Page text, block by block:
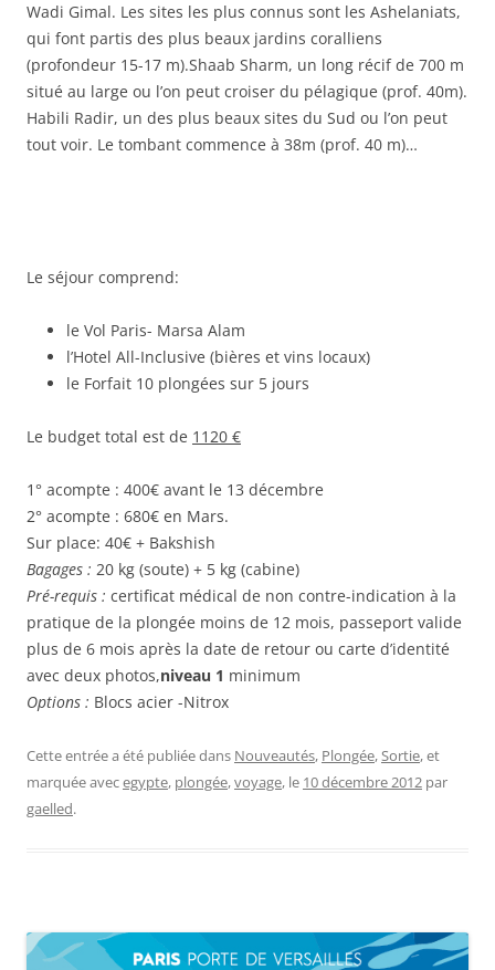
Wadi Gimal. Les sites les plus connus sont les Ashelaniats,
qui font partis des plus beaux jardins coralliens
(profondeur 15-17 m).Shaab Sharm, un long récif de 700 m
situé au large ou l’on peut croiser du pélagique (prof. 40m).
Habili Radir, un des plus beaux sites du Sud ou l’on peut
tout voir. Le tombant commence à 38m (prof. 40 m)…
Le séjour comprend:
le Vol Paris- Marsa Alam
l’Hotel All-Inclusive (bières et vins locaux)
le Forfait 10 plongées sur 5 jours
Le budget total est de 1120 €
1° acompte : 400€ avant le 13 décembre
2° acompte : 680€ en Mars.
Sur place: 40€ + Bakshish
Bagages : 20 kg (soute) + 5 kg (cabine)
Pré-requis : certificat médical de non contre-indication à la
pratique de la plongée moins de 12 mois, passeport valide
plus de 6 mois après la date de retour ou carte d’identité
avec deux photos,niveau 1 minimum
Options : Blocs acier -Nitrox
Cette entrée a été publiée dans Nouveautés, Plongée,Sortie, et
marquée avecegypte, plongée,voyage, le 10 décembre 2012 par
gaelled.